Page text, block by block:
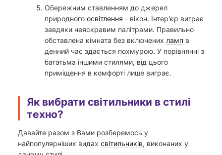
Oбережним ставленням до джерел
природного освітлення - вікон. Інтер'єр виграє
завдяки неяскравим палітрами. Правильно
обставлена ​​кімната без включених ламп в
денний час здається похмурою. У порівнянні з
багатьма іншими стилями, від цього
приміщення в комфорті лише виграє.
Як вибрати світильники в стилі
техно?
Давайте разом з Вами розберемось у
найпопулярніших видах світильників, виконаних у